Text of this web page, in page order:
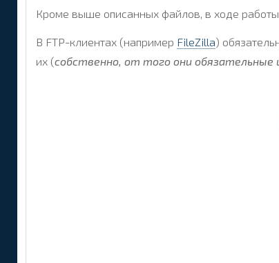
Кроме выше описанных файлов, в ходе
В FTP-клиентах (например FileZilla)
их (собственно, от того они обязательные